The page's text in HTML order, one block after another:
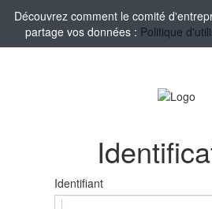
Découvrez comment le comité
partage vos données : Politique
Identifiant